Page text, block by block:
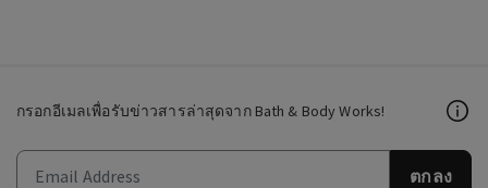
กรอกอีเมลเพื่อรับข่าวสารล่าสุดจาก Bath & Body Works!
ตกลง